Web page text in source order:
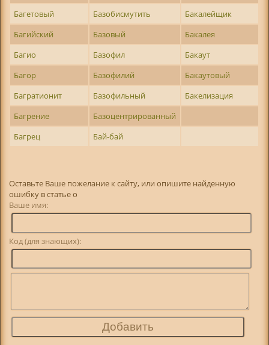
Багетовый
Базобисмутить
Бакалейщик
Багийский
Базовый
Бакалея
Багио
Базофил
Бакаут
Багор
Базофилий
Бакаутовый
Багратионит
Базофильный
Бакелизация
Багрение
Базоцентрированный
Багрец
Бай-бай
Оставьте Ваше пожелание к сайту, или опишите найденную
ошибку в статье о
Ваше имя:
Код (для знающих):